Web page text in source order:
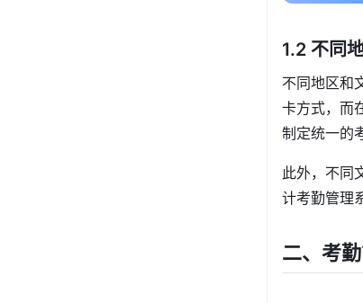
1.2 不同
不同地区和
卡方式，而
制定统一的
此外，不同
计考勤管理
二、考